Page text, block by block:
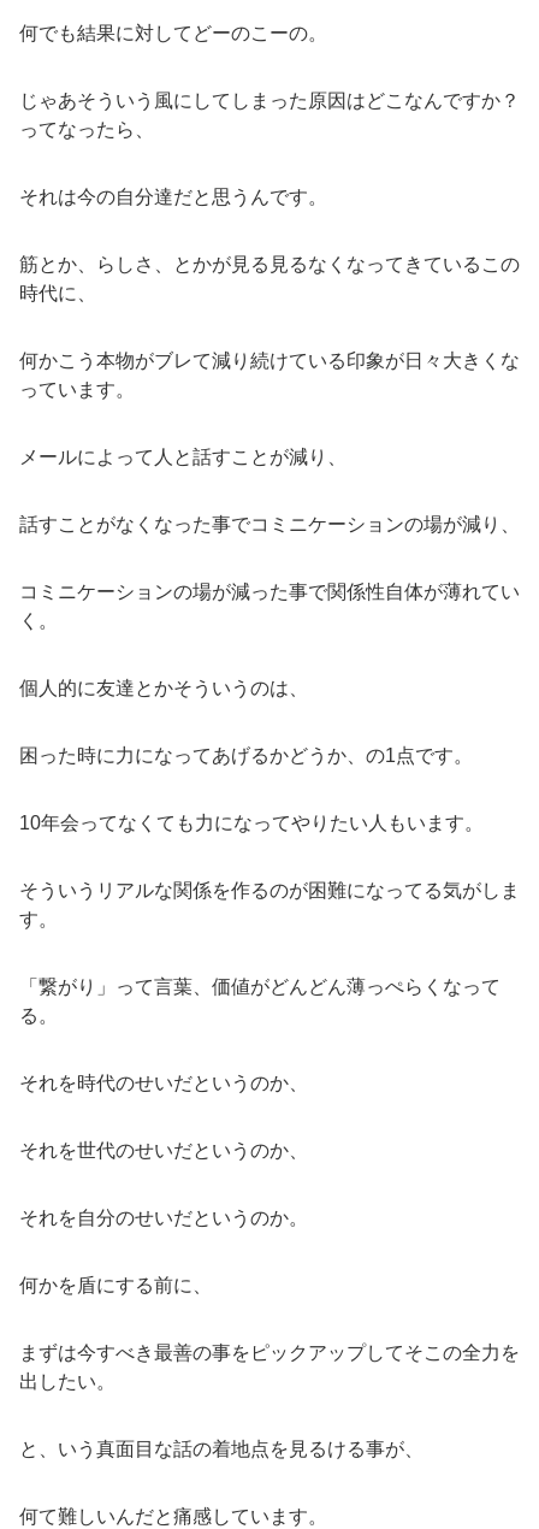
何でも結果に対してどーのこーの。
じゃあそういう風にしてしまった原因はどこなんですか？
ってなったら、
それは今の自分達だと思うんです。
筋とか、らしさ、とかが見る見るなくなってきているこの
時代に、
何かこう本物がブレて減り続けている印象が日々大きくな
っています。
メールによって人と話すことが減り、
話すことがなくなった事でコミニケーションの場が減り、
コミニケーションの場が減った事で関係性自体が薄れてい
く。
個人的に友達とかそういうのは、
困った時に力になってあげるかどうか、の1点です。
10年会ってなくても力になってやりたい人もいます。
そういうリアルな関係を作るのが困難になってる気がしま
す。
「繋がり」って言葉、価値がどんどん薄っぺらくなって
る。
それを時代のせいだというのか、
それを世代のせいだというのか、
それを自分のせいだというのか。
何かを盾にする前に、
まずは今すべき最善の事をピックアップしてそこの全力を
出したい。
と、いう真面目な話の着地点を見るける事が、
何て難しいんだと痛感しています。